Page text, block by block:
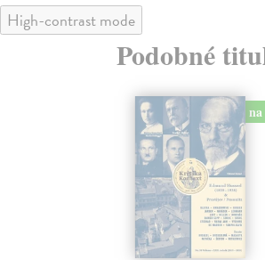
High-contrast mode
Podobné